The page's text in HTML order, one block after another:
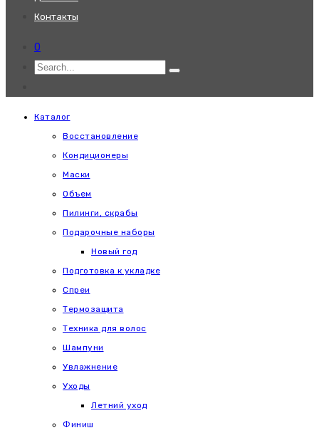
Контакты
0
Каталог
Восстановление
Кондиционеры
Маски
Объем
Пилинги, скрабы
Подарочные наборы
Новый год
Подготовка к укладке
Спреи
Термозащита
Техника для волос
Шампуни
Увлажнение
Уходы
Летний уход
Финиш